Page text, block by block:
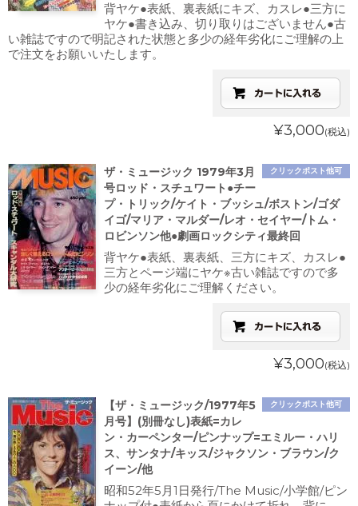
背ヤケ●表紙、裏表紙にキズ、カスレ●三方に
ヤケ●書き込み、切り取りはございません●古
い雑誌ですので明記された状態と多少の経年劣化にご理解の上
で注文をお願いいたします。
¥3,000(税込)
クリックポスト他可
ザ・ミュージック 1979年3月
号ロッド・スチュワート●チー
プ・トリック/ケイト・ブッシュ/ボストン/ゴダ
イゴ/マリア・マルダー/レオ・セイヤー/トム・
ロビンソン他●劇画ロックシティ最終回
背ヤケ●表紙、裏表紙、三方にキズ、カスレ●
三方とページ端にヤケ※古い雑誌ですので多
少の経年劣化にご理解ください。
¥3,000(税込)
クリックポスト他可
【ザ・ミュージック/1977年5
月号】(別冊なし)表紙=カレ
ン・カーペンター/ピンナップ=エミルー・ハリ
ス、サンタナ/キッス/ジャクソン・ブラウン/ク
イーン/他
昭和52年5月1日発行/The Music/小学館/ピン